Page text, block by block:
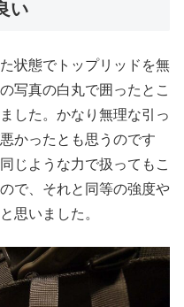
い
状態でトップリッドを無
写真の白丸で囲ったとこ
した。かなり無理な引っ
かったとも思うのです
じような力で扱ってもこ
で、それと同等の強度や
思いました。